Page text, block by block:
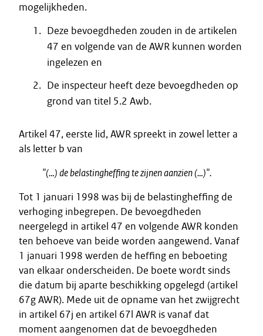
mogelijkheden.
Deze bevoegdheden zouden in de artikelen
47 en volgende van de AWR kunnen worden
ingelezen en
De inspecteur heeft deze bevoegdheden op
grond van titel 5.2 Awb.
Artikel 47, eerste lid, AWR spreekt in zowel letter a
als letter b van
"(…) de belastingheffing te zijnen aanzien (…)".
Tot 1 januari 1998 was bij de belastingheffing de
verhoging inbegrepen. De bevoegdheden
neergelegd in artikel 47 en volgende AWR konden
ten behoeve van beide worden aangewend. Vanaf
1 januari 1998 werden de heffing en beboeting
van elkaar onderscheiden. De boete wordt sinds
die datum bij aparte beschikking opgelegd (artikel
67g AWR). Mede uit de opname van het zwijgrecht
in artikel 67j en artikel 67l AWR is vanaf dat
moment aangenomen dat de bevoegdheden